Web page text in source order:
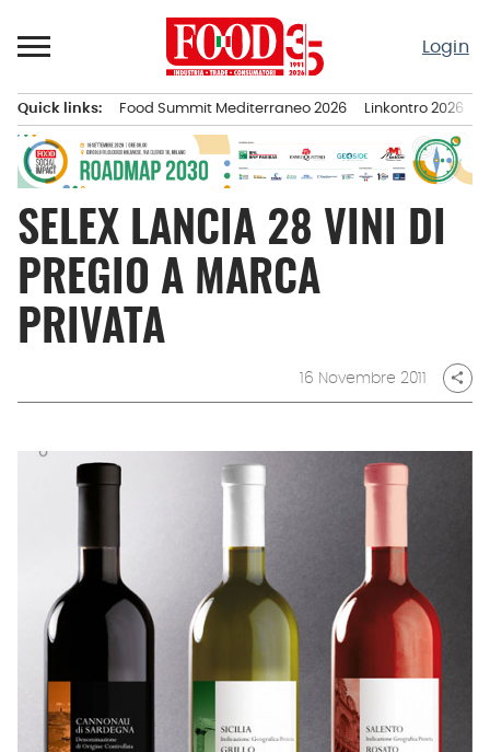
al
Login
principale
Quick links: Food Summit Mediterraneo 2026 Linkontro 2026
SELEX LANCIA 28 VINI DI
PREGIO A MARCA
PRIVATA
16 Novembre 2011 share